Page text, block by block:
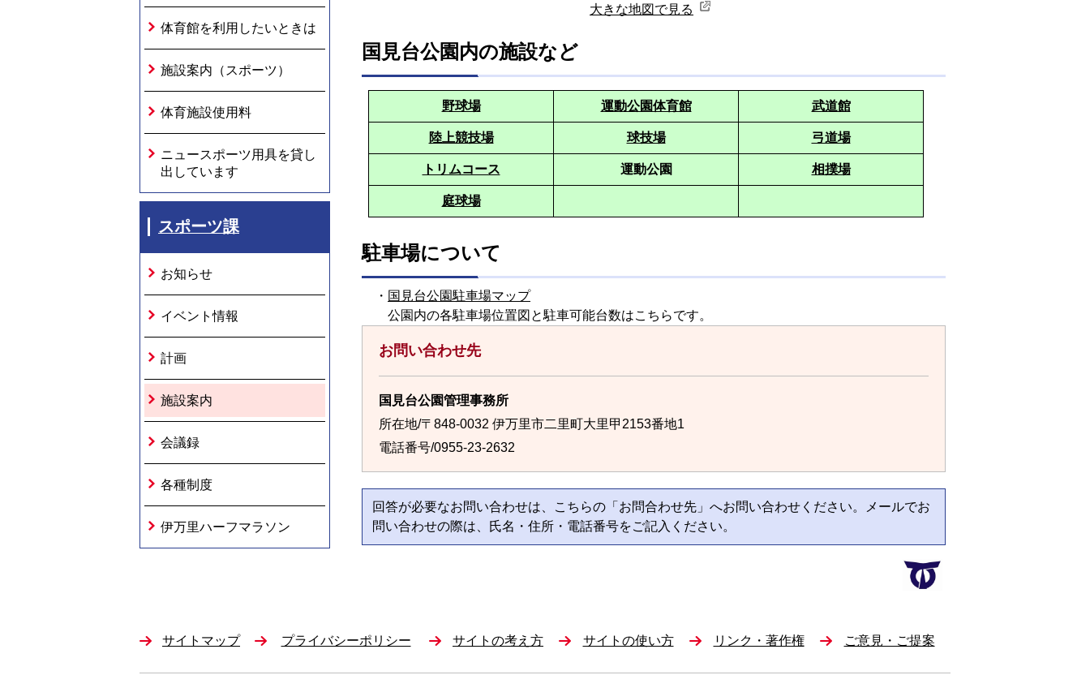
体育館を利用したいときは
施設案内（スポーツ）
体育施設使用料
ニュースポーツ用具を貸し
出しています
スポーツ課
お知らせ
イベント情報
計画
施設案内
会議録
各種制度
伊万里ハーフマラソン
大きな地図で見る
国見台公園内の施設など
野球場 運動公園体育館 武道館
陸上競技場 球技場 弓道場
トリムコース 運動公園 相撲場
庭球場
駐車場について
・ 国見台公園駐車場マップ
公園内の各駐車場位置図と駐車可能台数はこちらです。
お問い合わせ先
国見台公園管理事務所
所在地/〒848-0032 伊万里市二里町大里甲2153番地1
電話番号/0955-23-2632
回答が必要なお問い合わせは、こちらの「お問合わせ先」へお問い合わせください。メールでお
問い合わせの際は、氏名・住所・電話番号をご記入ください。
サイトマップ プライバシーポリシー サイトの考え方 サイトの使い方 リンク・著作権 ご意見・ご提案